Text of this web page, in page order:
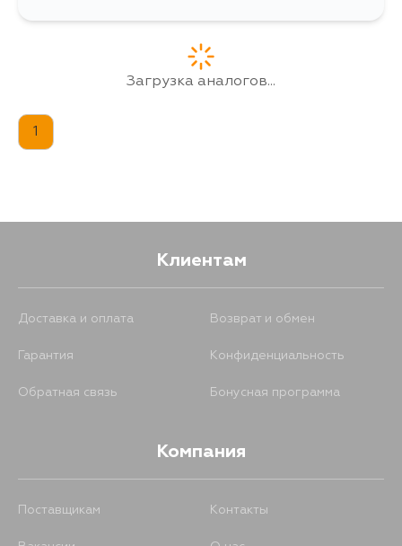
Загрузка аналогов...
1
Клиентам
Доставка и оплата Возврат и обмен
Гарантия Конфиденциальность
Обратная связь Бонусная программа
Компания
Поставщикам Контакты